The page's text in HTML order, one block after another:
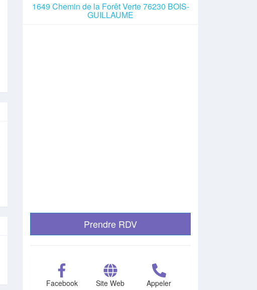
1649 Chemin de la Forêt Verte 76230 BOIS-
GUILLAUME
Prendre RDV
Facebook Site Web Appeler